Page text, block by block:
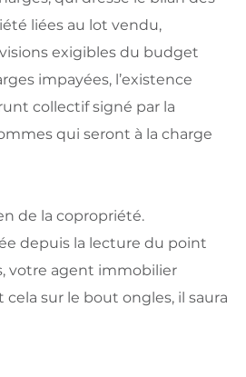
liées au lot vendu,
exigibles du budget
impayées, l’existence
collectif signé par la
qui seront à la charge
de la copropriété.
depuis la lecture du point
votre agent immobilier
sur le bout ongles, il saura